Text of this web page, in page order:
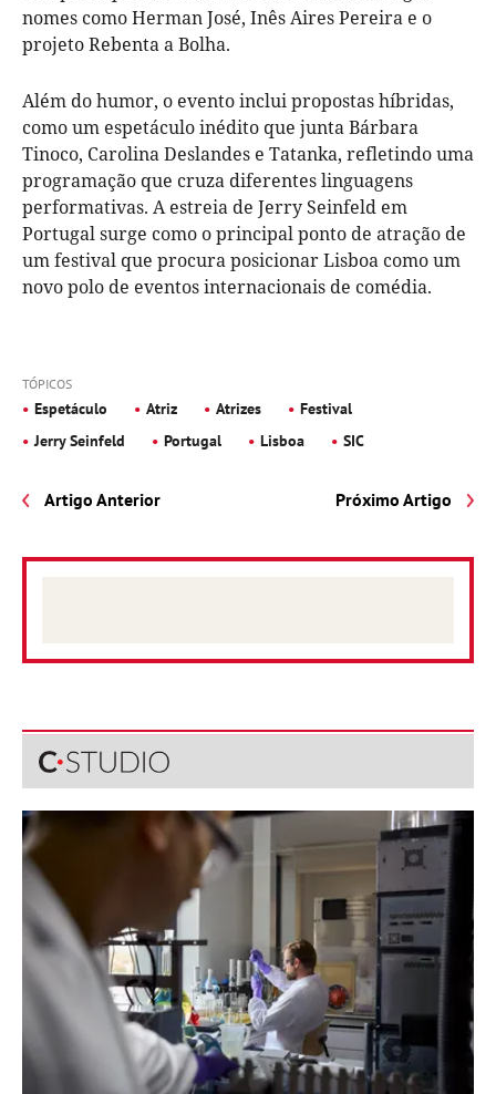
nomes como Herman José, Inês Aires Pereira e o
projeto Rebenta a Bolha.
Além do humor, o evento inclui propostas híbridas,
como um espetáculo inédito que junta Bárbara
Tinoco, Carolina Deslandes e Tatanka, refletindo uma
programação que cruza diferentes linguagens
performativas. A estreia de Jerry Seinfeld em
Portugal surge como o principal ponto de atração de
um festival que procura posicionar Lisboa como um
novo polo de eventos internacionais de comédia.
TÓPICOS
Espetáculo Atriz Atrizes
Festival
Jerry Seinfeld
Portugal Lisboa SIC
Artigo Anterior Próximo Artigo